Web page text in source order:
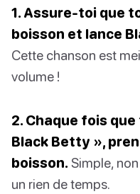
1. Assure-toi que
boisson et lance
Cette chanson est
volume !
2. Chaque fois
Black Betty »,
boisson. Simple,
un rien de temps.